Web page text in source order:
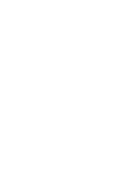
retrait en magasin :
de chez vous et retirer
magasin au sein duquel vous
avez jusqu'à 14 jours pour
avez fait votre achat. Les